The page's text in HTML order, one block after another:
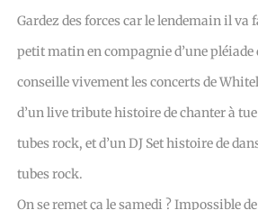
Gardez des forces car le lendemain il va
petit matin en compagnie d’une pléiade
conseille vivement les concerts de
d’un live tribute histoire de chanter à
tubes rock, et d’un DJ Set histoire de
tubes rock.
On se remet ça le samedi ? Impossible